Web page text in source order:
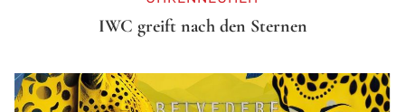
IWC greift nach den Sternen